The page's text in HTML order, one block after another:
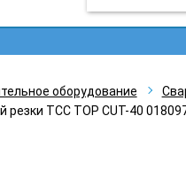
оборудование
ТСС TOP CUT-40